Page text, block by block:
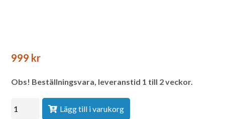
999 kr
Lägg till i varukorg